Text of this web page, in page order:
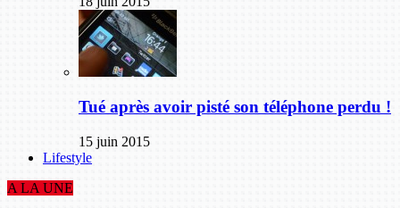
Tué après avoir pisté son téléphone perdu !
15 juin 2015
Lifestyle
A LA UNE